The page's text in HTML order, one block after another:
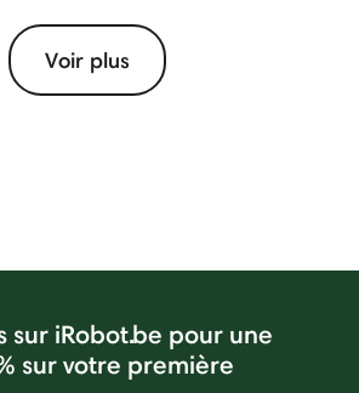
Voir plus
sur iRobot.be pour une
sur votre première